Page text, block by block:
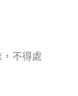
不得處